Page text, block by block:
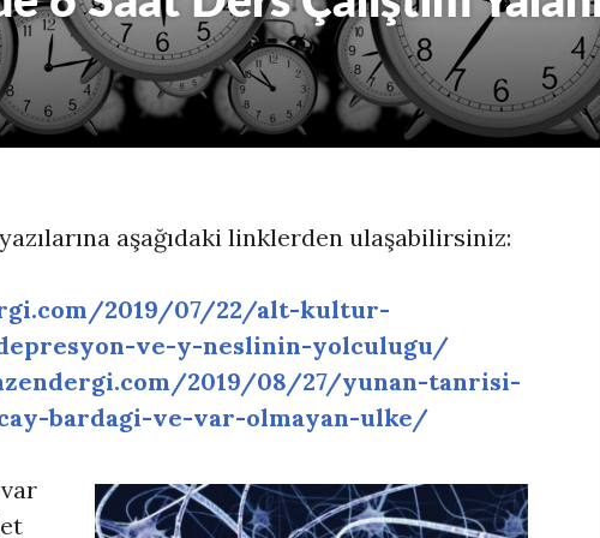
aşağıdaki linklerden ulaşabilirsiniz:
2019/07/22/alt-kultur-
ve-y-neslinin-yolculugu/
2019/08/27/yunan-tanrisi-
bardagi-ve-var-olmayan-ulke/